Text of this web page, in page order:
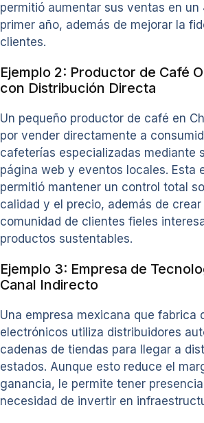
permitió aumentar sus ventas en un
primer año, además de mejorar la
clientes.
Ejemplo 2: Productor de Café
con Distribución Directa
Un pequeño productor de café en
por vender directamente a
cafeterías especializadas mediante
página web y eventos locales. Esta
permitió mantener un control total
calidad y el precio, además de crear
comunidad de clientes fieles
productos sustentables.
Ejemplo 3: Empresa de
Canal Indirecto
Una empresa mexicana que fabrica
electrónicos utiliza distribuidores
cadenas de tiendas para llegar a
estados. Aunque esto reduce el
ganancia, le permite tener
necesidad de invertir en